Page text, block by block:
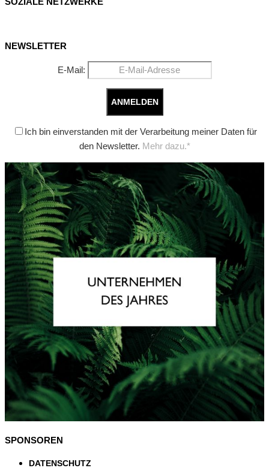
NEWSLETTER
E-Mail:
Ich bin einverstanden mit der Verarbeitung meiner Daten für
den Newsletter. Mehr dazu.*
SPONSOREN
DATENSCHUTZ